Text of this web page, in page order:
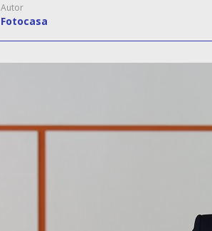
Autor
Fotocasa